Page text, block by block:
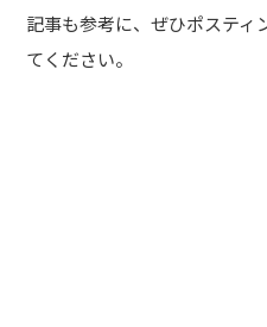
記事も参考に、ぜひポスティ
てください。